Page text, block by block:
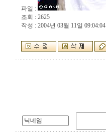
파일 :
조회 : 2625
작성 : 2004년 03월 11일 09:04:04